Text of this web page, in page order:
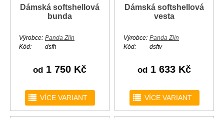
Dámská softshellová
bunda
Výrobce: Panda Zlín
Kód:
dsfh
od 1 750 Kč
r VÍCE VARIANT
Dámská softshellová
vesta
Výrobce: Panda Zlín
Kód:
dsftv
od 1 633 Kč
r VÍCE VARIANT